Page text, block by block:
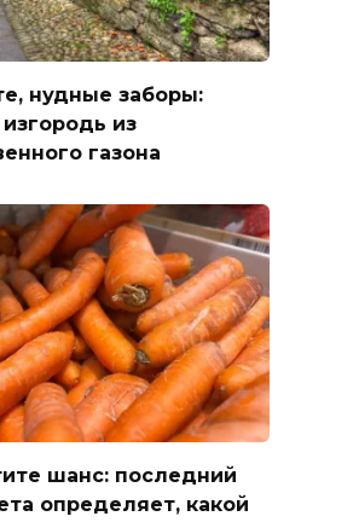
нудные заборы:
из
газона
шанс: последний
определяет, какой